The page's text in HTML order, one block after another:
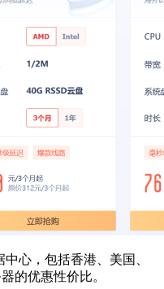
心，包括香港、美国、
的优惠性价比。